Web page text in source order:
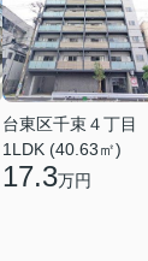
台東区千束４丁目
1LDK (40.63㎡)
17.3万円